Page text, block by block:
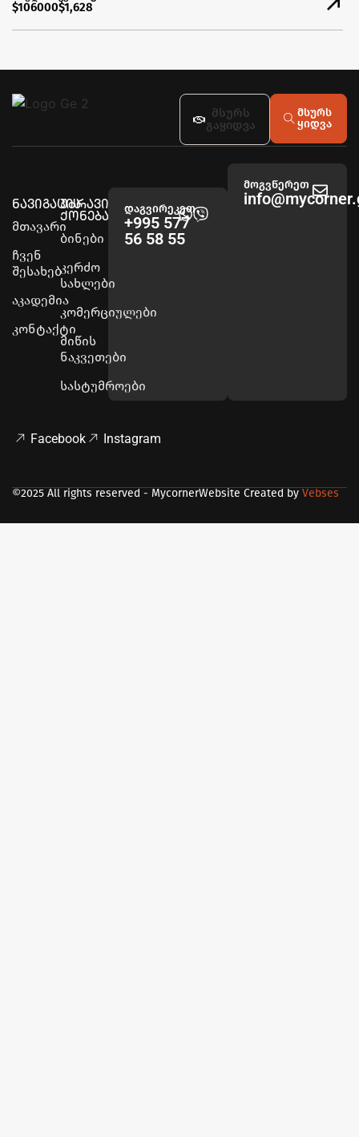
$106000$1,628
მსურს
გაყიდვა
მსურს
ყიდვა
ნავიგაცია
მთავარი
ჩვენ
შესახებ
აკადემია
კონტაქტი
უძრავი
ქონება
ბინები
კერძო
სახლები
კომერციულები
მიწის
ნაკვეთები
სასტუმროები
დაგვირეკეთ
+995 577
56 58 55
მოგვწერეთ
Facebook Instagram
©2025 All rights reserved - MycornerWebsite Created by Vebses